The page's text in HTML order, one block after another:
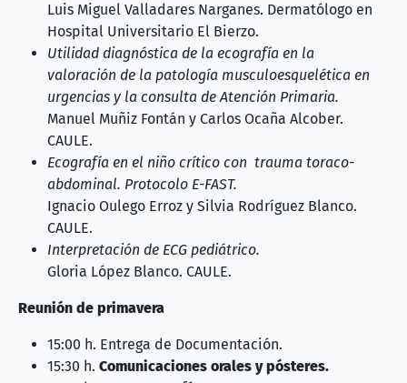
Luis Miguel Valladares Narganes. Dermatólogo en
Hospital Universitario El Bierzo.
Utilidad diagnóstica de la ecografía en la
valoración de la patología musculoesquelética en
urgencias y la consulta de Atención Primaria.
Manuel Muñiz Fontán y Carlos Ocaña Alcober.
CAULE.
Ecografía en el niño crítico con trauma toraco-
abdominal. Protocolo E-FAST.
Ignacio Oulego Erroz y Silvia Rodríguez Blanco.
CAULE.
Interpretación de ECG pediátrico.
Gloria López Blanco. CAULE.
Reunión de primavera
15:00 h. Entrega de Documentación.
15:30 h. Comunicaciones orales y pósteres.